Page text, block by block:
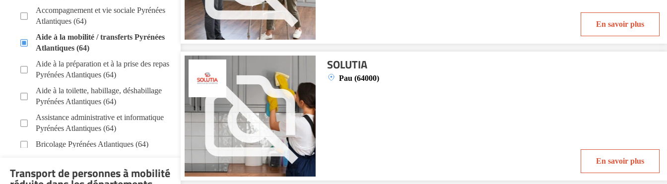
En savoir plus
SOLUTIA
Pau (64000)
En savoir plus
Accompagnement et vie sociale Pyrénées
Atlantiques (64)
Aide à la mobilité / transferts Pyrénées
Atlantiques (64)
Aide à la préparation et à la prise des repas
Pyrénées Atlantiques (64)
Aide à la toilette, habillage, déshabillage
Pyrénées Atlantiques (64)
Assistance administrative et informatique
Pyrénées Atlantiques (64)
Bricolage Pyrénées Atlantiques (64)
Jardinage Pyrénées Atlantiques (64)
Transport de personnes à mobilité